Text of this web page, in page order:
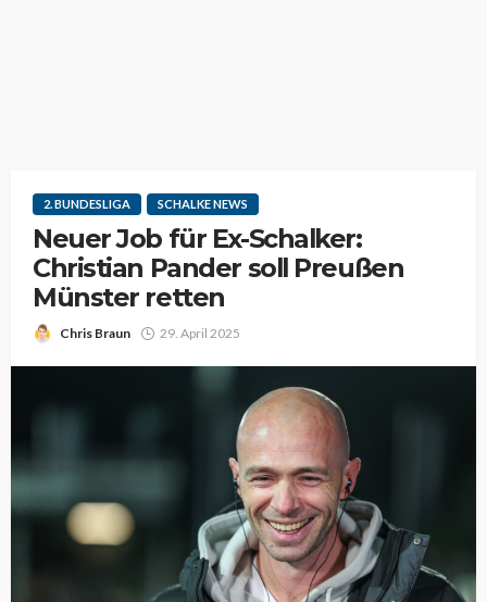
2. BUNDESLIGA SCHALKE NEWS
Neuer Job für Ex-Schalker:
Christian Pander soll Preußen
Münster retten
Chris Braun 29. April 2025